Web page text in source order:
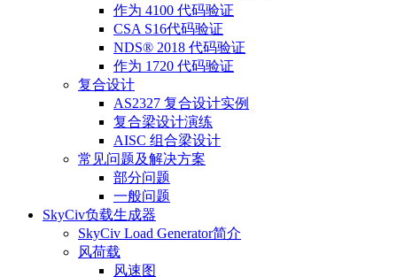
作为 4100 代码验证
CSA S16代码验证
NDS® 2018 代码验证
作为 1720 代码验证
复合设计
AS2327 复合设计实例
复合梁设计演练
AISC 组合梁设计
常见问题及解决方案
部分问题
一般问题
SkyCiv负载生成器
SkyCiv Load Generator简介
风荷载
风速图